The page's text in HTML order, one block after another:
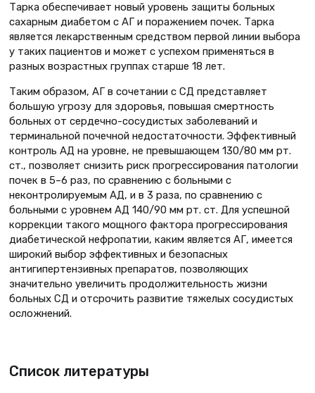
Тарка обеспечивает новый уровень защиты больных
сахарным диабетом с АГ и поражением почек. Тарка
является лекарственным средством первой линии выбора
у таких пациентов и может с успехом применяться в
разных возрастных группах старше 18 лет.
Таким образом, АГ в сочетании с СД представляет
большую угрозу для здоровья, повышая смертность
больных от сердечно-сосудистых заболеваний и
терминальной почечной недостаточности. Эффективный
контроль АД на уровне, не превышающем 130/80 мм рт.
ст., позволяет снизить риск прогрессирования патологии
почек в 5–6 раз, по сравнению с больными с
неконтролируемым АД, и в 3 раза, по сравнению с
больными с уровнем АД 140/90 мм рт. ст. Для успешной
коррекции такого мощного фактора прогрессирования
диабетической нефропатии, каким является АГ, имеется
широкий выбор эффективных и безопасных
антигипертензивных препаратов, позволяющих
значительно увеличить продолжительность жизни
больных СД и отсрочить развитие тяжелых сосудистых
осложнений.
Список литературы